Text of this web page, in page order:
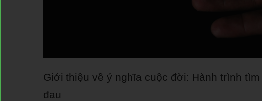
Giới thiệu về ý nghĩa cuộc đời: Hành trình
đau